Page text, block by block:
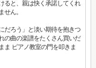
ると、親は快く承諾してくれ
ん。
だろう」と淡い期待を抱きつ
の曲の楽譜をたくさん買いだ
ま ピアノ教室の門を叩きま